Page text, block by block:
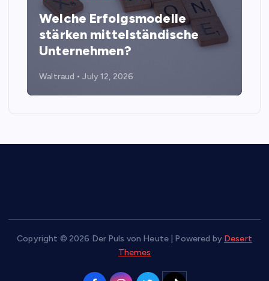
Welche Erfolgsmodelle
stärken mittelständische
Unternehmen?
Waltraud July 12, 2026
Copyright © 2026 Der Puls von Heute | Powered by Desert
Themes